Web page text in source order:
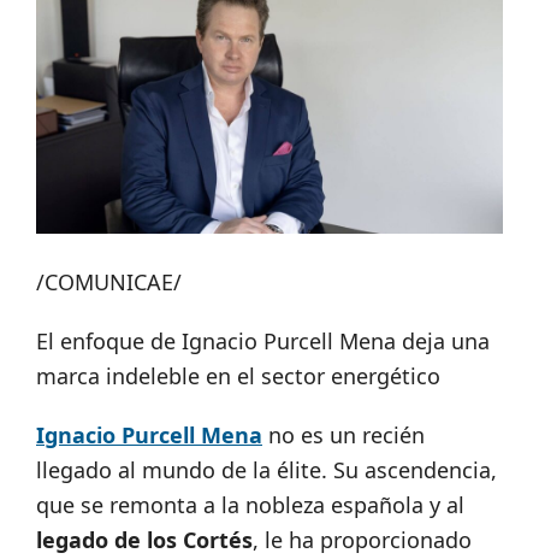
/COMUNICAE/
El enfoque de Ignacio Purcell Mena deja una
marca indeleble en el sector energético
Ignacio Purcell Mena no es un recién
llegado al mundo de la élite. Su ascendencia,
que se remonta a la nobleza española y al
legado de los Cortés, le ha proporcionado